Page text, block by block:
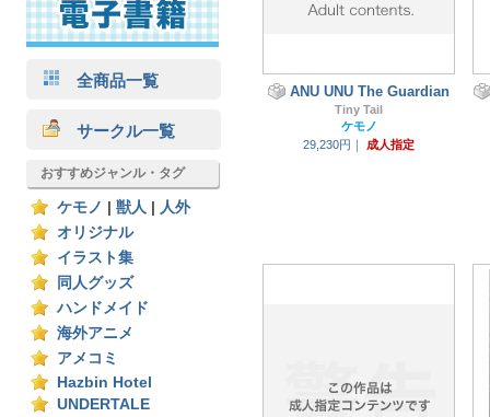
全商品一覧
サークル一覧
おすすめジャンル・タグ
ケモノ 獣人
人外
オリジナル
イラスト集
同人グッズ
ハンドメイド
海外アニメ
アメコミ
Hazbin Hotel
UNDERTALE
ANU UNU The Guardian
Tiny Tail
ケモノ
29,230円｜
成人指定